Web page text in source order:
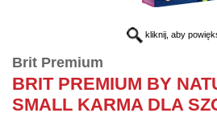
kliknij, aby
Brit Premium
BRIT PREMIUM BY
SMALL KARMA DLA